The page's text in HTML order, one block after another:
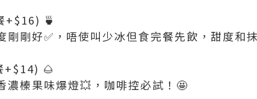
🍵
剛剛好✅，唔使叫少冰但食完餐先飲，甜度和
🌰
榛果味爆燈💥，咖啡控必試！🤩